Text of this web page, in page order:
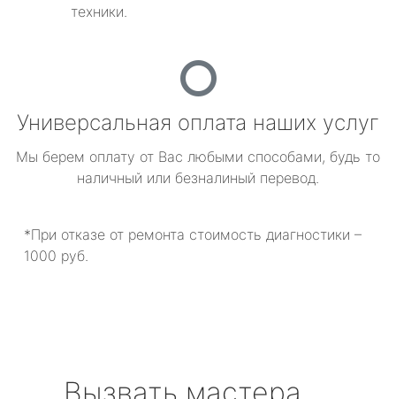
техники.
Универсальная оплата наших услуг
Мы берем оплату от Вас любыми способами, будь то
наличный или безналиный перевод.
*При отказе от ремонта стоимость диагностики –
1000 руб.